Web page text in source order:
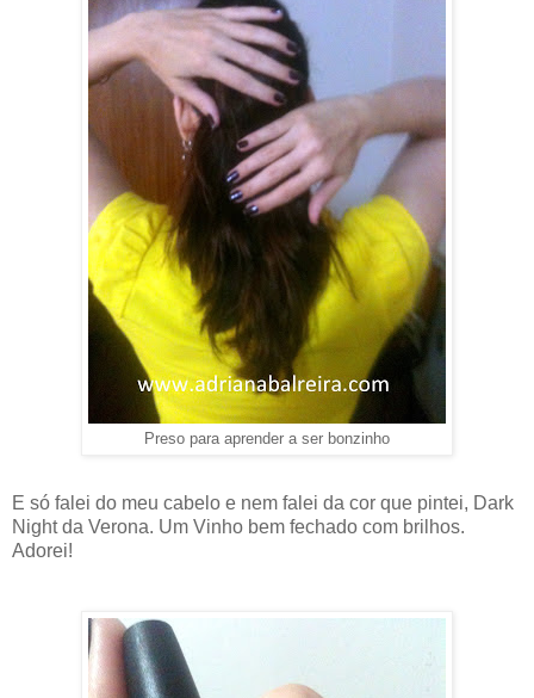
Preso para aprender a ser bonzinho
E só falei do meu cabelo e nem falei da cor que pintei, Dark
Night da Verona. Um Vinho bem fechado com brilhos.
Adorei!